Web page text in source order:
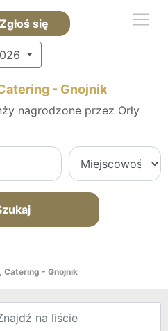
Zgłoś się
- Gnojnik
nagrodzone przez Orły
Catering - Gnojnik